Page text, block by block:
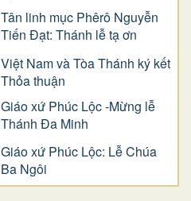
Tân linh mục Phêrô Nguyễn
Tiến Đạt: Thánh lễ tạ ơn
Việt Nam và Tòa Thánh ký kết
Thỏa thuận
Giáo xứ Phúc Lộc -Mừng lễ
Thánh Đa Minh
Giáo xứ Phúc Lộc: Lễ Chúa
Ba Ngôi